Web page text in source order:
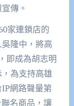
傳。
家連鎖店的
吳隆中，將高
即成為胡志明
為支持高雄
網路聲量第
名商品，讓